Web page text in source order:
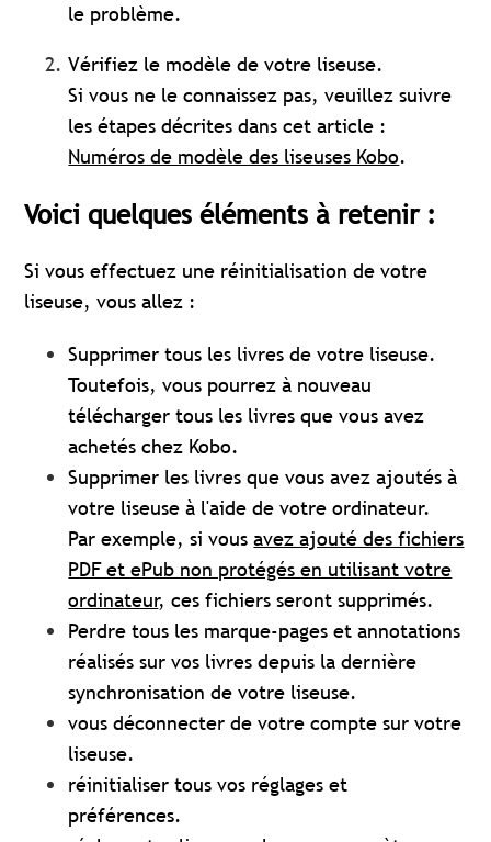
le problème.
Vérifiez le modèle de votre liseuse.
Si vous ne le connaissez pas, veuillez suivre
les étapes décrites dans cet article :
Numéros de modèle des liseuses Kobo.
Voici quelques éléments à retenir :
Si vous effectuez une réinitialisation de votre
liseuse, vous allez :
Supprimer tous les livres de votre liseuse.
Toutefois, vous pourrez à nouveau
télécharger tous les livres que vous avez
achetés chez Kobo.
Supprimer les livres que vous avez ajoutés à
votre liseuse à l'aide de votre ordinateur.
Par exemple, si vousavez ajouté des fichiers
PDF et ePub non protégés en utilisant votre
ordinateur, ces fichiers seront supprimés.
Perdre tous les marque-pages et annotations
réalisés sur vos livres depuis la dernière
synchronisation de votre liseuse.
vous déconnecter de votre compte sur votre
liseuse.
réinitialiser tous vos réglages et
préférences.